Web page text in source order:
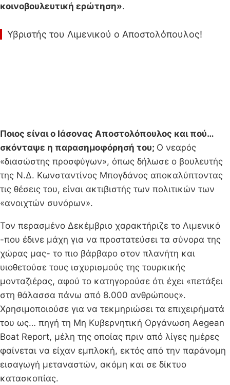
κοινοβουλευτική ερώτηση».
Υβριστής του Λιμενικού ο Αποστολόπουλος!
Ποιoς είναι ο Ιάσονας Αποστολόπουλος και πού…
σκόνταψε η παρασημοφόρησή του; Ο νεαρός
«διασώστης προσφύγων», όπως δήλωσε ο βουλευτής
της Ν.Δ. Κωνσταντίνος Μπογδάνος αποκαλύπτοντας
τις θέσεις του, είναι ακτιβιστής των πολιτικών των
«ανοιχτών συνόρων».
Τον περασμένο Δεκέμβριο χαρακτήριζε το Λιμενικό
-που έδινε μάχη για να προστατεύσει τα σύνορα της
χώρας μας- το πιο βάρβαρο στον πλανήτη και
υιοθετούσε τους ισχυρισμούς της τουρκικής
μονταζιέρας, αφού το κατηγορούσε ότι έχει «πετάξει
στη θάλασσα πάνω από 8.000 ανθρώπους».
Χρησιμοποιούσε για να τεκμηριώσει τα επιχειρήματά
του ως… πηγή τη Μη Κυβερνητική Οργάνωση Aegean
Boat Report, μέλη της οποίας πριν από λίγες ημέρες
φαίνεται να είχαν εμπλοκή, εκτός από την παράνομη
εισαγωγή μεταναστών, ακόμη και σε δίκτυο
κατασκοπίας.